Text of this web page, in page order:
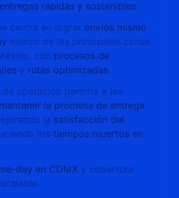
entregas rápidas y sostenibles.
centra en lograr envíos mismo
dentro de las principales zonas
con procesos de
y rutas optimizadas.
de operación permite a los
mantener la promesa de entrega
la satisfacción del
los tiempos muertos en
day en CDMX y cobertura